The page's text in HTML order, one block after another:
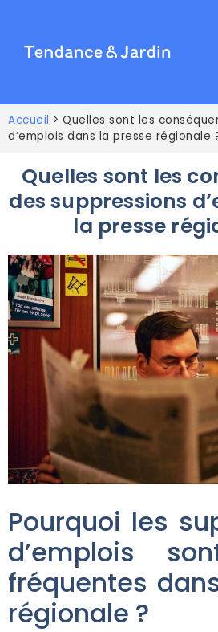
Accueil > Quelles sont les
d’emplois dans la presse régionale
Quelles sont les
des suppressions
la presse
Pourquoi les
d’emplois
fréquentes
régionale ?